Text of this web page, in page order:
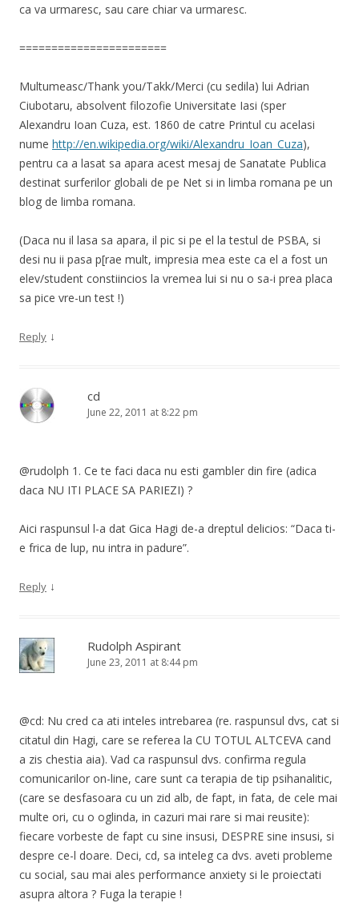
ca va urmaresc, sau care chiar va urmaresc.
=======================
Multumeasc/Thank you/Takk/Merci (cu sedila) lui Adrian
Ciubotaru, absolvent filozofie Universitate Iasi (sper
Alexandru Ioan Cuza, est. 1860 de catre Printul cu acelasi
nume http://en.wikipedia.org/wiki/Alexandru_Ioan_Cuza),
pentru ca a lasat sa apara acest mesaj de Sanatate Publica
destinat surferilor globali de pe Net si in limba romana pe un
blog de limba romana.
(Daca nu il lasa sa apara, il pic si pe el la testul de PSBA, si
desi nu ii pasa p[rae mult, impresia mea este ca el a fost un
elev/student constiincios la vremea lui si nu o sa-i prea placa
sa pice vre-un test !)
Reply ↓
cd
June 22, 2011 at 8:22 pm
@rudolph 1. Ce te faci daca nu esti gambler din fire (adica
daca NU ITI PLACE SA PARIEZI) ?
Aici raspunsul l-a dat Gica Hagi de-a dreptul delicios: “Daca ti-
e frica de lup, nu intra in padure”.
Reply ↓
Rudolph Aspirant
June 23, 2011 at 8:44 pm
@cd: Nu cred ca ati inteles intrebarea (re. raspunsul dvs, cat si
citatul din Hagi, care se referea la CU TOTUL ALTCEVA cand
a zis chestia aia). Vad ca raspunsul dvs. confirma regula
comunicarilor on-line, care sunt ca terapia de tip psihanalitic,
(care se desfasoara cu un zid alb, de fapt, in fata, de cele mai
multe ori, cu o oglinda, in cazuri mai rare si mai reusite):
fiecare vorbeste de fapt cu sine insusi, DESPRE sine insusi, si
despre ce-l doare. Deci, cd, sa inteleg ca dvs. aveti probleme
cu social, sau mai ales performance anxiety si le proiectati
asupra altora ? Fuga la terapie !